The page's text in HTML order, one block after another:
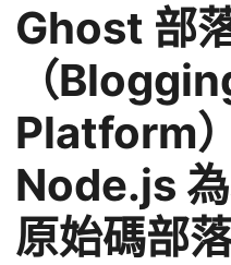
Ghost 部
（
Platform
Node.js
原始碼部